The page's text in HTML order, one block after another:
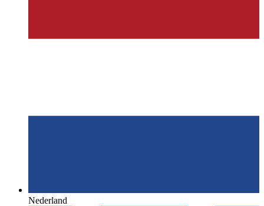
Nederland